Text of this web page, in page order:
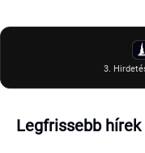
3.
Legfrissebb hírek